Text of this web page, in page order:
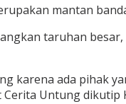
mantan
taruhan
karena ada pihak
Untung dikutip